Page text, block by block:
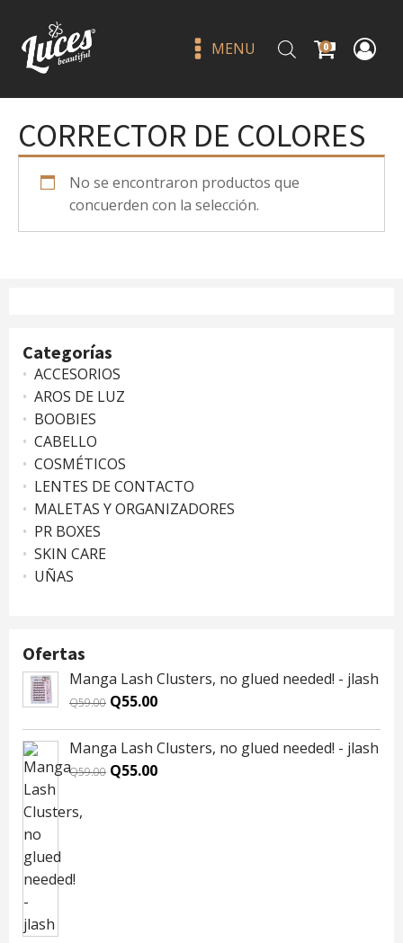
MENU 0
Categorías
ACCESORIOS
AROS DE LUZ
BOOBIES
CABELLO
COSMÉTICOS
LENTES DE CONTACTO
MALETAS Y ORGANIZADORES
PR BOXES
SKIN CARE
UÑAS
Ofertas
Manga Lash Clusters, no glued needed! - jlash
Q59.00 Original
was:
Q59.00.
Q55.00Current
is:
Q55.00.
Manga Lash Clusters, no glued needed! - jlash
Q59.00 Original
Q55.00Current
CORRECTOR DE COLORES
No se encontraron productos que
concuerden con la selección.